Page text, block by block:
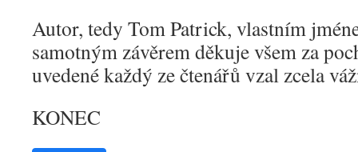
Autor, tedy Tom Patrick, vlastním
samotným závěrem děkuje všem za
uvedené každý ze čtenářů vzal zcela
KONEC